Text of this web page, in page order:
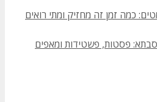
כמה זמן זה מחזיק ומתי רואים
פסטות, פשטידות ומאפים